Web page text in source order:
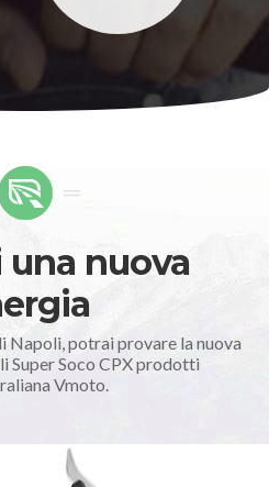
nuova
Napoli, potrai provare la nuova
Super Soco CPX prodotti
Vmoto.